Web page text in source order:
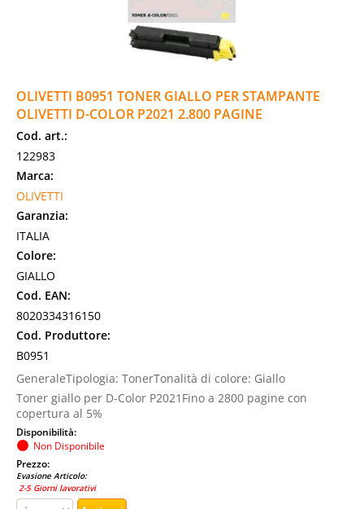
OLIVETTI B0951 TONER GIALLO PER STAMPANTE
OLIVETTI D-COLOR P2021 2.800 PAGINE
Cod. art.:
122983
Marca:
OLIVETTI
Garanzia:
ITALIA
Colore:
GIALLO
Cod. EAN:
8020334316150
Cod. Produttore:
B0951
GeneraleTipologia: TonerTonalità di colore: Giallo
Toner giallo per D-Color P2021Fino a 2800 pagine con
copertura al 5%
Disponibilità:
Non Disponibile
Prezzo:
Evasione Articolo:
2-5 Giorni lavorativi